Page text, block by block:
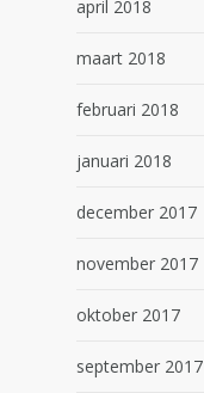
april 2018
maart 2018
februari 2018
januari 2018
december 2017
november 2017
oktober 2017
september 2017